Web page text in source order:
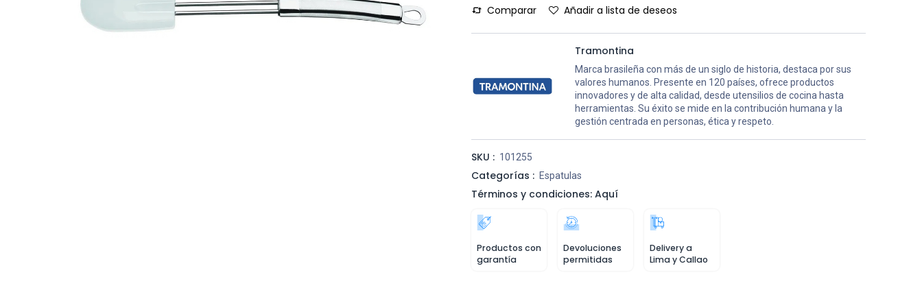
Comparar Añadir a lista de deseos
Tramontina
Marca brasileña con más de un siglo de historia, destaca por sus
valores humanos. Presente en 120 países, ofrece productos
innovadores y de alta calidad, desde utensilios de cocina hasta
herramientas. Su éxito se mide en la contribución humana y la
gestión centrada en personas, ética y respeto.
SKU : 101255
Categorías : Espatulas
Términos y condiciones: Aquí
Productos con
garantía
Devoluciones
permitidas
Delivery a
Lima y Callao